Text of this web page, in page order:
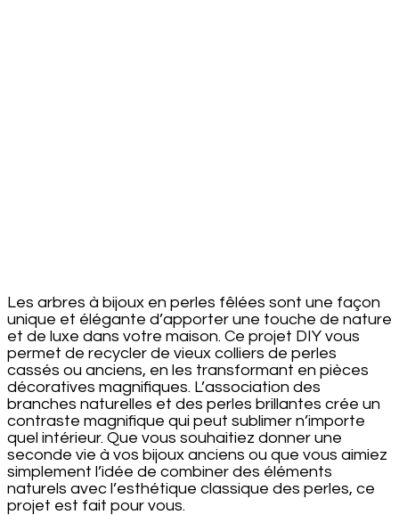
Les arbres à bijoux en perles fêlées sont une façon
unique et élégante d’apporter une touche de nature
et de luxe dans votre maison. Ce projet DIY vous
permet de recycler de vieux colliers de perles
cassés ou anciens, en les transformant en pièces
décoratives magnifiques. L’association des
branches naturelles et des perles brillantes crée un
contraste magnifique qui peut sublimer n’importe
quel intérieur. Que vous souhaitiez donner une
seconde vie à vos bijoux anciens ou que vous aimiez
simplement l’idée de combiner des éléments
naturels avec l’esthétique classique des perles, ce
projet est fait pour vous.